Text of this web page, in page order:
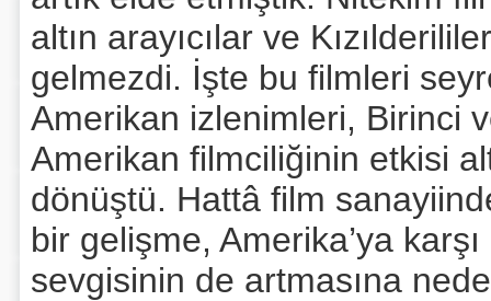
altın arayıcılar ve
gelmezdi. İşte bu filmleri
Amerikan izlenimleri, Birinci
Amerikan filmciliğinin etkisi
dönüştü. Hattâ film
bir gelişme, Amerika’ya
sevgisinin de artmasına